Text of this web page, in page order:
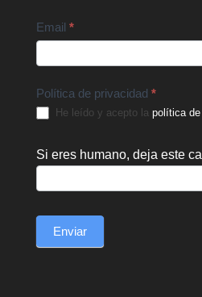
Email *
Política de privacidad *
He leído y acepto la política
Si eres humano, deja este
Enviar